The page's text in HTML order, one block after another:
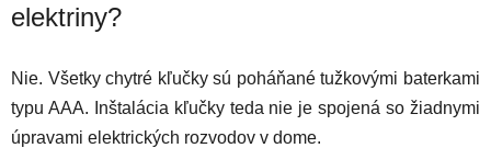
elektriny?
Nie. Všetky chytré kľučky sú poháňané tužkovými baterkami
typu AAA.
Inštalácia kľučky teda nie je spojená so žiadnymi
úpravami elektrických rozvodov v dome.